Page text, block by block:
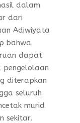
dalam
dari
Adiwiyata
bahwa
dapat
pengelolaan
diterapkan
seluruh
murid
sekitar.